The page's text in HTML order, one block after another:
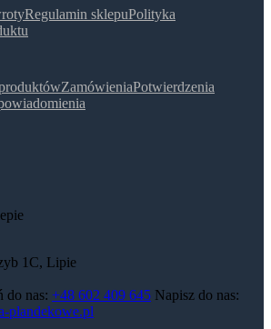
Regulamin sklepuPolityka
ZamówieniaPotwierdzenia
1C, Lipie
do nas: +48 602 409 645 Napisz do nas:
plandekowe.pl